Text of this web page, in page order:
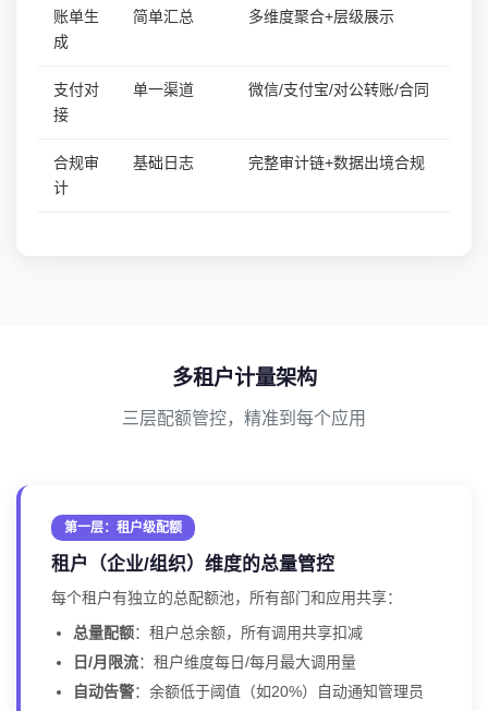
账单生
成
简单汇总 多维度聚合+层级展示
支付对
接
单一渠道 微信/支付宝/对公转账/合同
合规审
计
基础日志 完整审计链+数据出境合规
多租户计量架构
三层配额管控，精准到每个应用
第一层：租户级配额
租户（企业/组织）维度的总量管控
每个租户有独立的总配额池，所有部门和应用共享：
总量配额：租户总余额，所有调用共享扣减
日/月限流：租户维度每日/每月最大调用量
自动告警：余额低于阈值（如20%）自动通知管理员